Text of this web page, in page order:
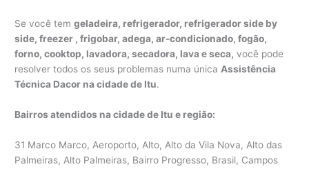
Se você temgeladeira, refrigerador, refrigerador side by
side, freezer , frigobar, adega, ar-condicionado, fogão,
forno, cooktop, lavadora, secadora, lava e seca, você pode
resolver todos os seus problemas numa única Assistência
Técnica Dacor na cidade de Itu.
Bairros atendidos na cidade de Itu e região:
31 Marco Marco, Aeroporto, Alto, Alto da Vila Nova, Alto das
Palmeiras, Alto Palmeiras, Bairro Progresso, Brasil, Campos